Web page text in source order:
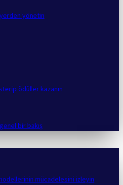
yönetin
ödüller kazanın
bir bakış
mücadelesini izleyin